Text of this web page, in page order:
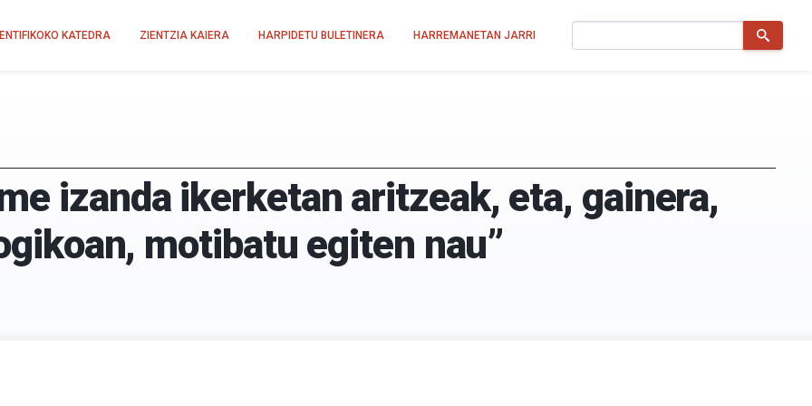
KATEDRA ZIENTZIA KAIERA HARPIDETU BULETINERA HARREMANETAN JARRI
izanda ikerketan aritzeak, eta, gainera,
motibatu egiten nau”